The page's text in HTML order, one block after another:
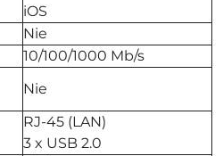
iOS
Nie
10/100/1000 Mb/s
Nie
RJ-45 (LAN)
3 x USB 2.0